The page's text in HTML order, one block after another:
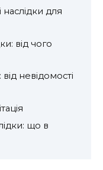
наслідки для
від чого
невідомості
що в